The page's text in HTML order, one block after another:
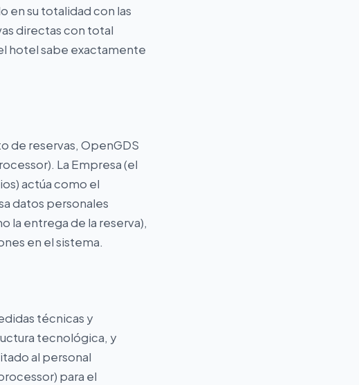
en su totalidad con las
directas con total
hotel sabe exactamente
de reservas, OpenGDS
La Empresa (el
actúa como el
datos personales
la entrega de la reserva),
en el sistema.
técnicas y
tecnológica, y
al personal
para el